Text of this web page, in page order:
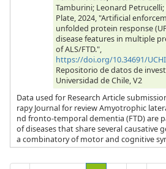
Tamburini; Leonard Petrucelli;
Plate, 2024, "Artificial
unfolded protein response
disease features in multiple
of ALS/FTD.",
https://doi.org/10.34691/
Repositorio de datos de
Universidad de Chile, V2
Data used for Research Article
rapy Journal for review Amyotrophic
nd fronto-temporal dementia (FTD) are
of diseases that share several causative
a combinatory of motor and cognitive